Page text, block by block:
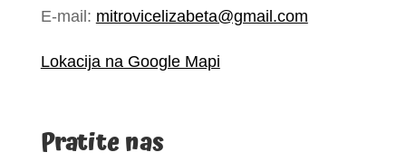
E-mail: mitrovicelizabeta@gmail.com
Lokacija na Google Mapi
Pratite nas